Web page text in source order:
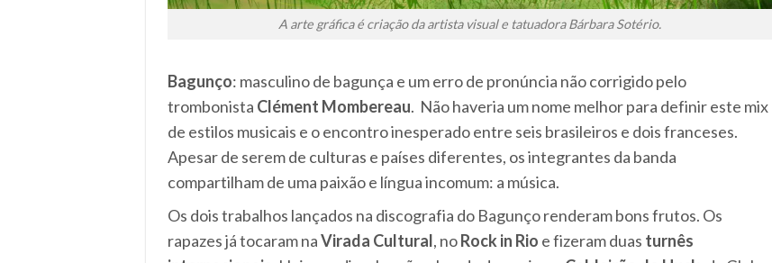
A arte gráfica é criação da artista visual e tatuadora Bárbara Sotério.
Bagunço: masculino de bagunça e um erro de pronúncia não corrigido pelo
trombonista Clément Mombereau. Não haveria um nome melhor para definir este mix
de estilos musicais e o encontro inesperado entre seis brasileiros e dois franceses.
Apesar de serem de culturas e países diferentes, os integrantes da banda
compartilham de uma paixão e língua incomum: a música.
Os dois trabalhos lançados na discografia do Bagunço renderam bons frutos. Os
rapazes já tocaram naVirada Cultural, noRock in Rio e fizeram duas turnês